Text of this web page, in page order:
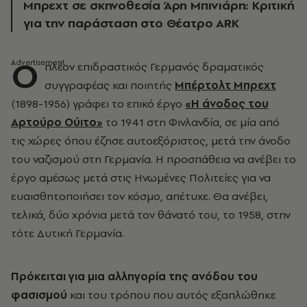
Μπρεχτ σε σκηνοθεσία Άρη Μπινιάρη: Κριτική
για την παράσταση στο Θέατρο ARK
Ο πλέον επιδραστικός Γερμανός δραματικός
συγγραφέας και ποιητής Μπέρτολτ Μπρεχτ
(1898-1956) γράφει το επικό έργο «Η άνοδος του
Αρτούρο Ούιτο» το 1941 στη Φινλανδία, σε μία από
τις χώρες όπου έζησε αυτοεξόριστος, μετά την άνοδο
του ναζισμού στη Γερμανία. Η προσπάθεια να ανέβει το
έργο αμέσως μετά στις Ηνωμένες Πολιτείες για να
ευαισθητοποιήσει τον κόσμο, απέτυχε. Θα ανέβει,
τελικά, δύο χρόνια μετά τον θάνατό του, το 1958, στην
τότε Δυτική Γερμανία.
Πρόκειται για μια αλληγορία της ανόδου του
φασισμού και του τρόπου που αυτός εξαπλώθηκε